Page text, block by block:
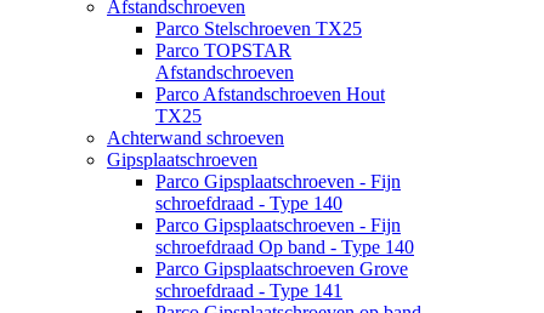
Afstandschroeven
Parco Stelschroeven TX25
Parco TOPSTAR
Afstandschroeven
Parco Afstandschroeven Hout
TX25
Achterwand schroeven
Gipsplaatschroeven
Parco Gipsplaatschroeven - Fijn
schroefdraad - Type 140
Parco Gipsplaatschroeven - Fijn
schroefdraad Op band - Type 140
Parco Gipsplaatschroeven Grove
schroefdraad - Type 141